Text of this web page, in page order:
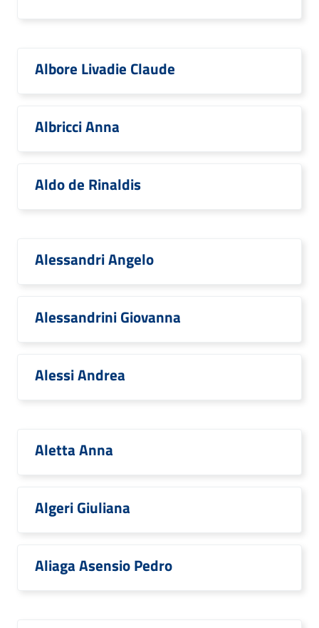
Albore Livadie Claude
Albricci Anna
Aldo de Rinaldis
Alessandri Angelo
Alessandrini Giovanna
Alessi Andrea
Aletta Anna
Algeri Giuliana
Aliaga Asensio Pedro